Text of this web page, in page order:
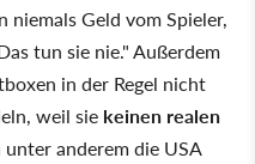
niemals Geld vom Spieler,
tun sie nie." Außerdem
in der Regel nicht
weil sie keinen realen
anderem die USA